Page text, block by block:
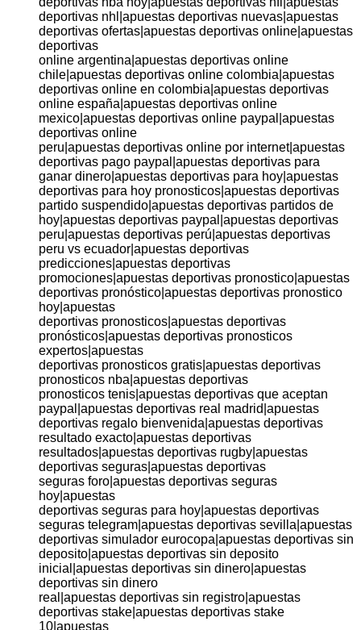
deportivas nhl|apuestas deportivas nuevas|apuestas
deportivas ofertas|apuestas deportivas online|apuestas
deportivas
online argentina|apuestas deportivas online
chile|apuestas deportivas online colombia|apuestas
deportivas online en colombia|apuestas deportivas
online españa|apuestas deportivas online
mexico|apuestas deportivas online paypal|apuestas
deportivas online
peru|apuestas deportivas online por internet|apuestas
deportivas pago paypal|apuestas deportivas para
ganar dinero|apuestas deportivas para hoy|apuestas
deportivas para hoy pronosticos|apuestas deportivas
partido suspendido|apuestas deportivas partidos de
hoy|apuestas deportivas paypal|apuestas deportivas
peru|apuestas deportivas perú|apuestas deportivas
peru vs ecuador|apuestas deportivas
predicciones|apuestas deportivas
promociones|apuestas deportivas pronostico|apuestas
deportivas pronóstico|apuestas deportivas pronostico
hoy|apuestas
deportivas pronosticos|apuestas deportivas
pronósticos|apuestas deportivas pronosticos
expertos|apuestas
deportivas pronosticos gratis|apuestas deportivas
pronosticos nba|apuestas deportivas
pronosticos tenis|apuestas deportivas que aceptan
paypal|apuestas deportivas real madrid|apuestas
deportivas regalo bienvenida|apuestas deportivas
resultado exacto|apuestas deportivas
resultados|apuestas deportivas rugby|apuestas
deportivas seguras|apuestas deportivas
seguras foro|apuestas deportivas seguras
hoy|apuestas
deportivas seguras para hoy|apuestas deportivas
seguras telegram|apuestas deportivas sevilla|apuestas
deportivas simulador eurocopa|apuestas deportivas sin
deposito|apuestas deportivas sin deposito
inicial|apuestas deportivas sin dinero|apuestas
deportivas sin dinero
real|apuestas deportivas sin registro|apuestas
deportivas stake|apuestas deportivas stake
10|apuestas